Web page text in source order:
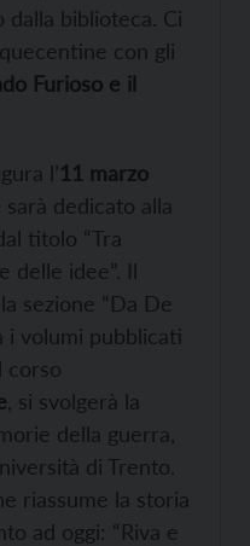
dalla biblioteca. Ci
con gli
Furioso e il
l’11 marzo
sarà dedicato alla
titolo “Tra
delle idee”. Il
sezione “Da De
i volumi pubblicati
corso
, si svolgerà la
della guerra,
di Trento.
riassume la storia
ad oggi: “Riva e